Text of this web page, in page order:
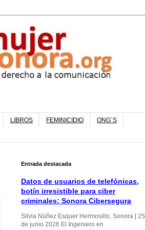
LIBROS FEMINICIDIO ONG´S
Entrada destacada
Datos de usuarios de telefónicas,
botín irresistible para ciber
criminales: Sonora Cibersegura
Silvia Núñez Esquer Hermosillo, Sonora | 25
de junio 2026 El Ingeniero en